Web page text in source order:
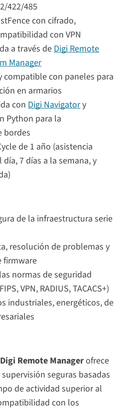
422/485
con cifrado,
con VPN
a través deDigi Remote
Manager
compatible con paneles para
en armarios
conDigi Navigatory
Python para la
bordes
de 1 año (asistencia
7 días a la semana, y
de la infraestructura serie
resolución de problemas y
firmware
normas de seguridad
VPN, RADIUS, TACACS+)
industriales, energéticos, de
Digi Remote Managerofrece
seguras basadas
de actividad superior al
con los